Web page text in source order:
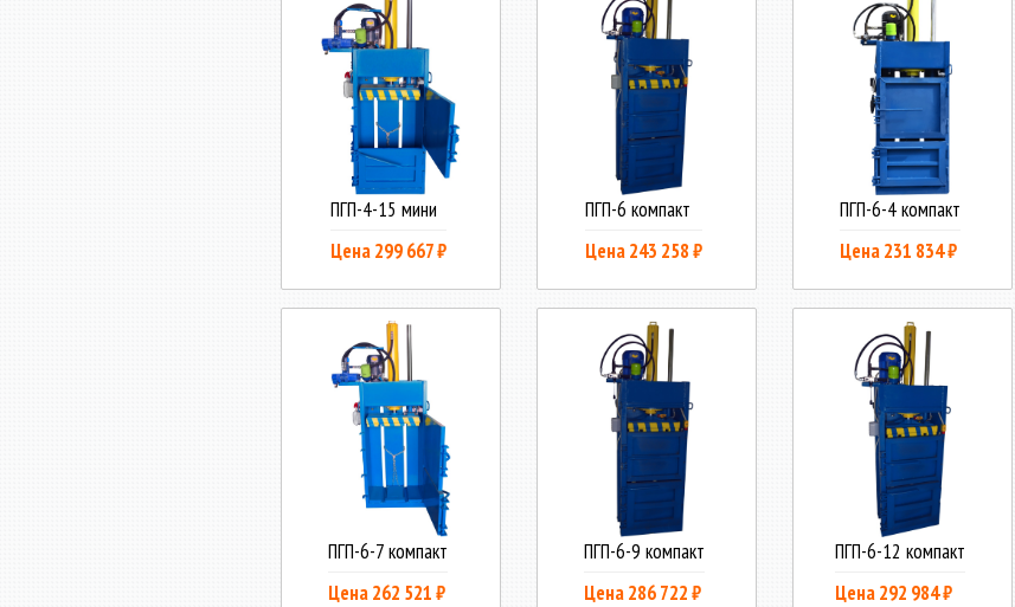
ПГП-4-15 мини
Цена 299 667 ₽
ПГП-6 компакт
Цена 243 258 ₽
ПГП-6-4 компакт
Цена 231 834 ₽
ПГП-6-7 компакт
Цена 262 521 ₽
ПГП-6-9 компакт
Цена 286 722 ₽
ПГП-6-12 компакт
Цена 292 984 ₽